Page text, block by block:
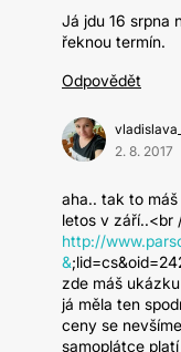
Já jdu 16 srpna
řeknou termín.
Odpovědět
2. 8. 2017
aha.. tak to
letos v září..<br
http://
&
zde máš
já měla ten
ceny se
samoplátce